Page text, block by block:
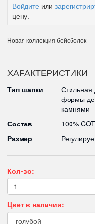
Войдите или
цену.
Новая коллекция бейсболок
ХАРАКТЕРИСТИКИ
Тип шапки
Стильная
формы
камнями
Состав
100%
Размер
Кол-во:
Цвет в наличии: